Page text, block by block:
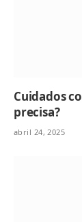
Cuidados
precisa?
abril 24, 2025